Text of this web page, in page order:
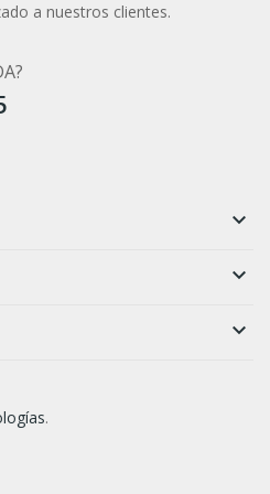
a nuestros clientes.
keyboard_arrow_down
keyboard_arrow_down
keyboard_arrow_down
.